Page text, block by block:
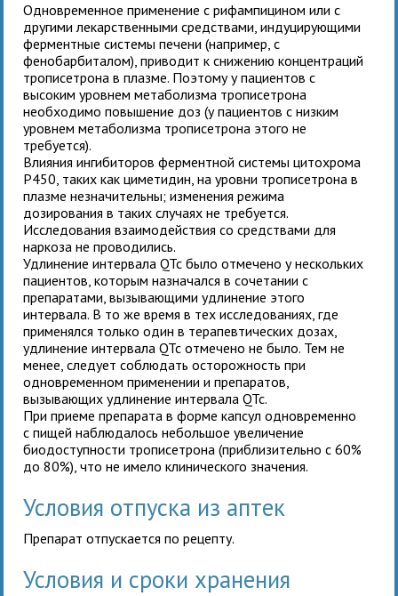
Одновременное применениес рифампицином или с
другими лекарственными средствами, индуцирующими
ферментные системы печени (например, с
фенобарбиталом), приводит к снижению концентраций
трописетрона в плазме. Поэтому у пациентов с
высоким уровнем метаболизма трописетрона
необходимо повышение доз(у пациентов с низким
уровнем метаболизма трописетрона этого не
требуется).
Влияния ингибиторов ферментной системы цитохрома
Р450, таких как циметидин, на уровни трописетрона в
плазме незначительны; изменения режима
дозированияв таких случаях не требуется.
Исследования взаимодействиясо средствами для
наркоза не проводились.
Удлинение интервала QTc было отмечено у нескольких
пациентов, которымназначался в сочетании с
препаратами, вызывающими удлинение этого
интервала. В то же время в тех исследованиях, где
применялся только одинв терапевтических дозах,
удлинение интервала QTc отмечено не было. Тем не
менее, следует соблюдать осторожность при
одновременном применениии препаратов,
вызывающих удлинение интервала QTc.
При приеме препарата в форме капсул одновременно
с пищей наблюдалось небольшое увеличение
биодоступности трописетрона (приблизительно с 60%
до 80%), что не имело клинического значения.
Условия отпуска из аптек
Препарат отпускается по рецепту.
Условия и сроки хранения